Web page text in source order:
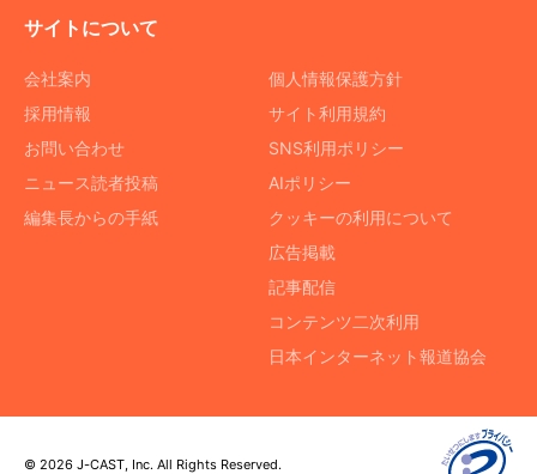
サイトについて
会社案内
採用情報
お問い合わせ
ニュース読者投稿
編集長からの手紙
個人情報保護方針
サイト利用規約
SNS利用ポリシー
AIポリシー
クッキーの利用について
広告掲載
記事配信
コンテンツ二次利用
日本インターネット報道協会
© 2026 J-CAST, Inc. All Rights Reserved.